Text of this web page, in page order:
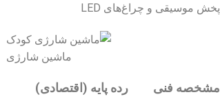
پخش موسیقی و چراغ‌های LED
ماشین شارژی
مشخصه فنی رده پایه (اقتصادی)